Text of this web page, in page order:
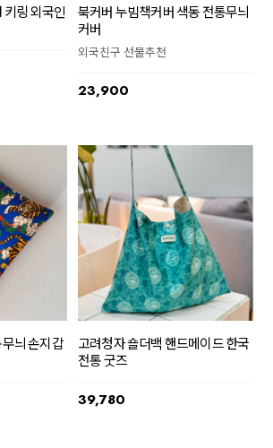
키링 외국인
북커버 누빔책커버 색동 전통무늬
커버
외국친구 선물추천
23,900
늬 손지갑
고려청자 숄더백 핸드메이드 한국
전통 굿즈
39,780